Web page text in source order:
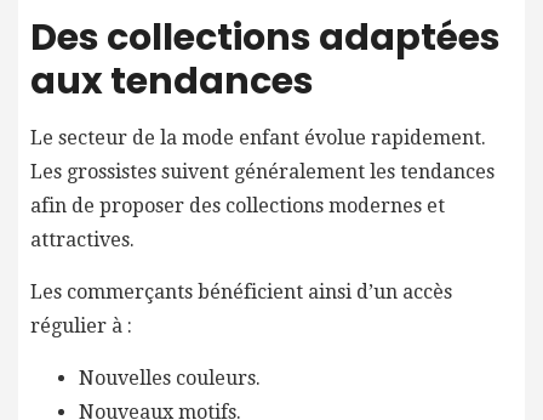
Des collections adaptées
aux tendances
Le secteur de la mode enfant évolue rapidement.
Les grossistes suivent généralement les tendances
afin de proposer des collections modernes et
attractives.
Les commerçants bénéficient ainsi d’un accès
régulier à :
Nouvelles couleurs.
Nouveaux motifs.